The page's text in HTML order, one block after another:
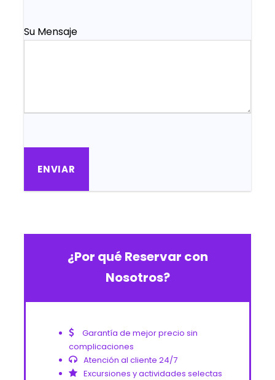
Su Mensaje
¿Por qué Reservar con
Nosotros?
Garantía de mejor precio sin
complicaciones
Atención al cliente 24/7
Excursiones y actividades selectas